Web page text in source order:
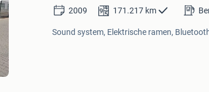
2009 171.217 km
Sound system, Elektrische ramen,